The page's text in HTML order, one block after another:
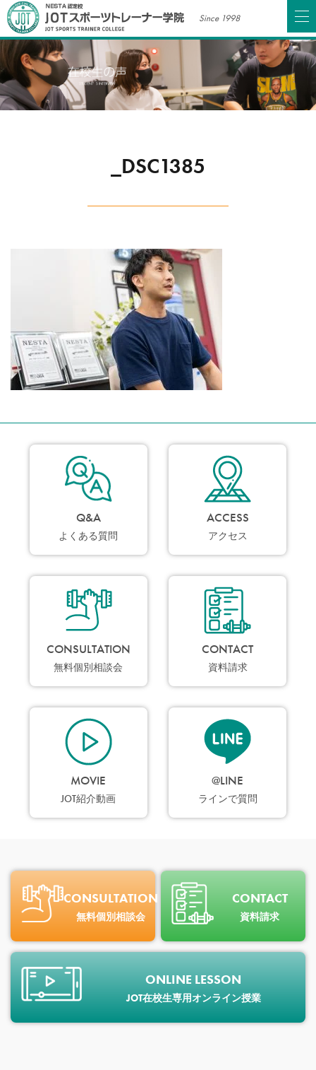
Since 1998
_DSC1385
Q&A
よくある質問
ACCESS
アクセス
CONSULTATION
無料個別相談会
CONTACT
資料請求
MOVIE
JOT紹介動画
@LINE
ラインで質問
CONSULTATION
無料個別相談会
CONTACT
資料請求
ONLINE LESSON
JOT在校生専用オンライン授業